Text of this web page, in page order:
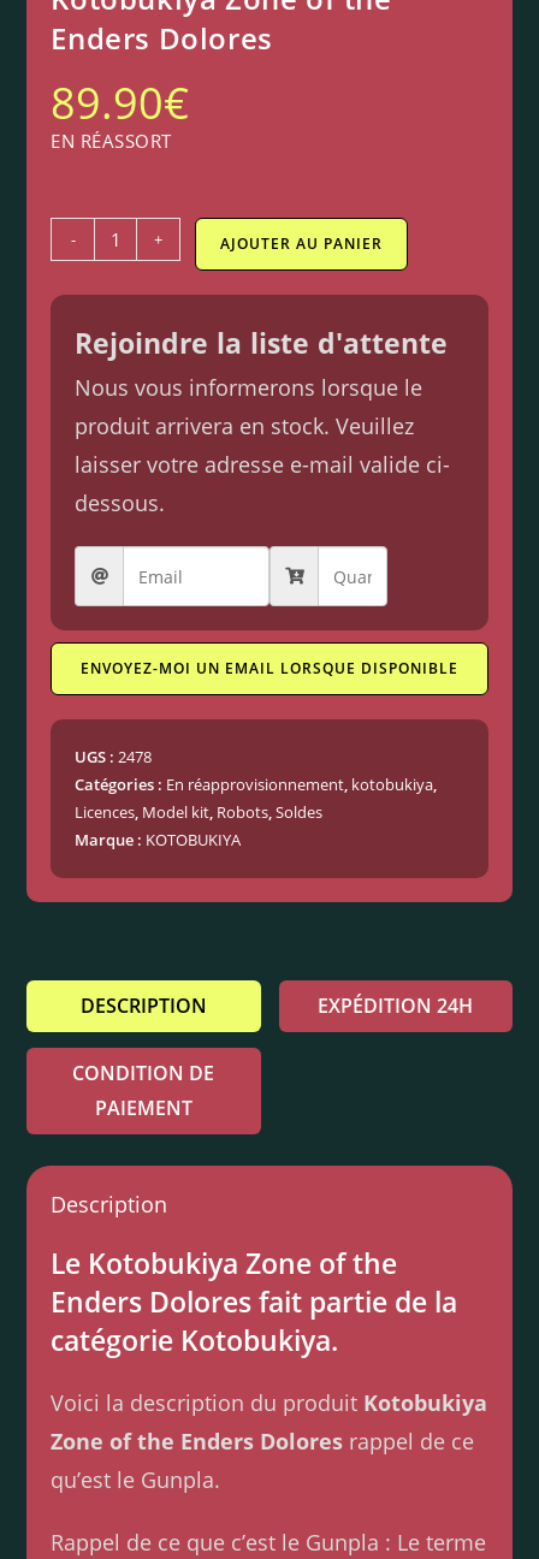
Enders Dolores
89.90€
EN RÉASSORT
- + AJOUTER AU PANIER
Rejoindre la liste d'attente
Nous vous informerons lorsque le
produit arrivera en stock. Veuillez
laisser votre adresse e-mail valide ci-
dessous.
ENVOYEZ-MOI UN EMAIL LORSQUE DISPONIBLE
UGS :2478
Catégories : En réapprovisionnement, kotobukiya,
Licences, Model kit, Robots,Soldes
Marque : KOTOBUKIYA
DESCRIPTION EXPÉDITION 24H
CONDITION DE
PAIEMENT
Description
Le Kotobukiya Zone of the
Enders Dolores fait partie de la
catégorie Kotobukiya.
Voici la description du produit Kotobukiya
Zone of the Enders Dolores rappel de ce
qu’est le Gunpla.
Rappel de ce que c’est le Gunpla : Le terme